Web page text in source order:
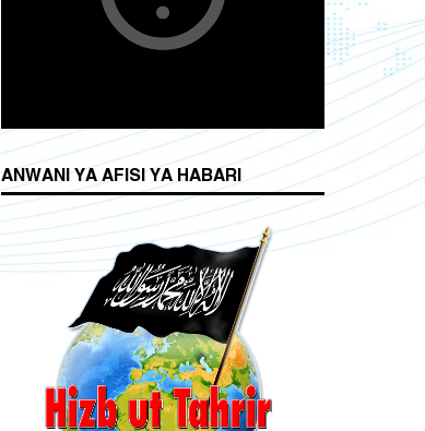
ANWANI YA AFISI YA HABARI